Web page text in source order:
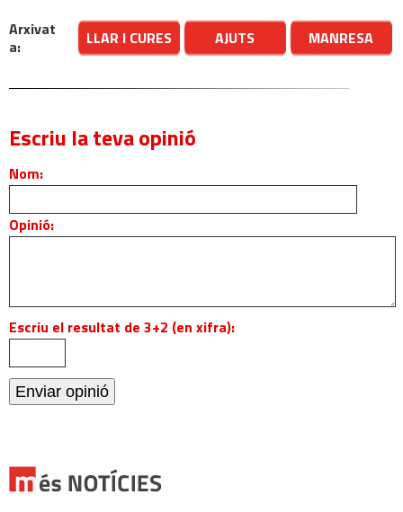
Arxivat
a:
LLAR I CURES AJUTS MANRESA
Escriu la teva opinió
Nom:
Opinió:
Escriu el resultat de 3+2 (en xifra):